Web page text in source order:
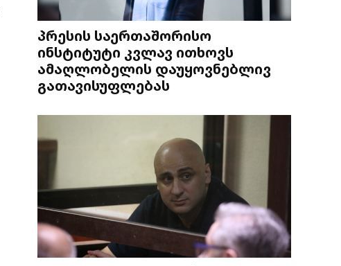
პრესის საერთაშორისო
ინსტიტუტი კვლავ ითხოვს
ამაღლობელის დაუყოვნებლივ
გათავისუფლებას